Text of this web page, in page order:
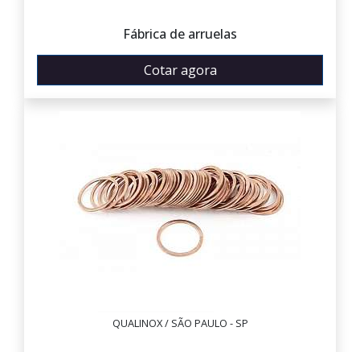
Fábrica de arruelas
Cotar agora
QUALINOX / SÃO PAULO - SP